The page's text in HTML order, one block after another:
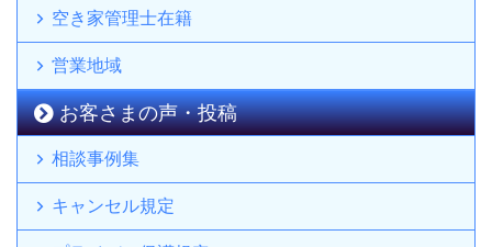
空き家管理士在籍
営業地域
お客さまの声・投稿
相談事例集
キャンセル規定